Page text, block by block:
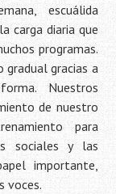
escuálida
carga diaria que
programas.
gradual gracias a
Nuestros
de nuestro
para
sociales y las
importante,
voces.